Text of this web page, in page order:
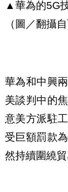
▲華為的5G
（圖／翻攝
華為和中興
美談判中的
意美方派駐
受巨額罰款
然持續圍繞